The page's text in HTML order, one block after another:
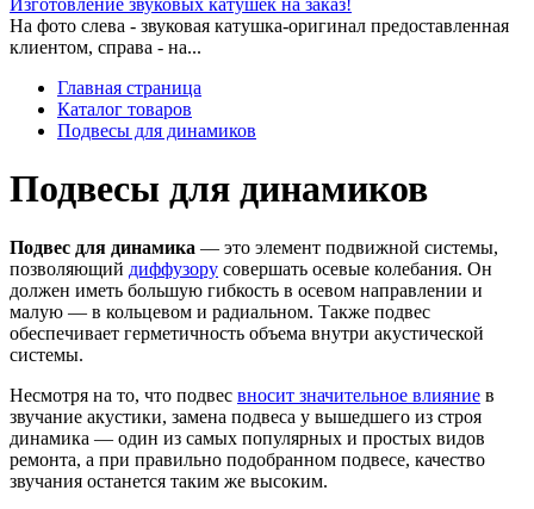
Изготовление звуковых катушек на заказ!
На фото слева - звуковая катушка-оригинал предоставленная
клиентом, справа - на...
Главная страница
Каталог товаров
Подвесы для динамиков
Подвесы для динамиков
Подвес для динамика — это элемент подвижной системы,
позволяющий диффузору совершать осевые колебания. Он
должен иметь большую гибкость в осевом направлении и
малую — в кольцевом и радиальном. Также подвес
обеспечивает герметичность объема внутри акустической
системы.
Несмотря на то, что подвес вносит значительное влияние в
звучание акустики, замена подвеса у вышедшего из строя
динамика — один из самых популярных и простых видов
ремонта, а при правильно подобранном подвесе, качество
звучания останется таким же высоким.